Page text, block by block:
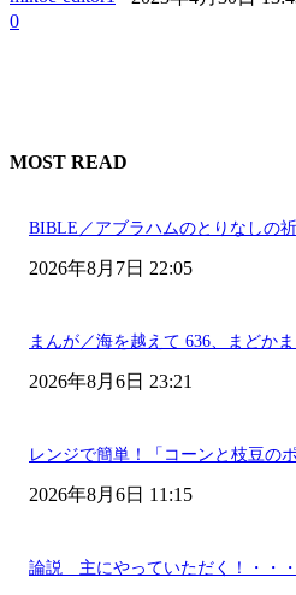
0
MOST READ
BIBLE／アブラハムのとりなしの
2026年8月7日 22:05
まんが／海を越えて 636、まどかま
2026年8月6日 23:21
レンジで簡単！「コーンと枝豆の
2026年8月6日 11:15
論説 主にやっていただく！・・・